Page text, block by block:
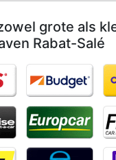
grote als
Rabat-Salé